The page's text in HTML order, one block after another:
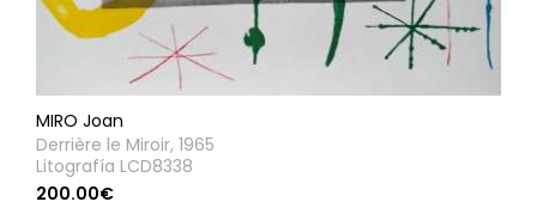
MIRO Joan
Derrière le Miroir, 1965
Litografía LCD8338
200.00€